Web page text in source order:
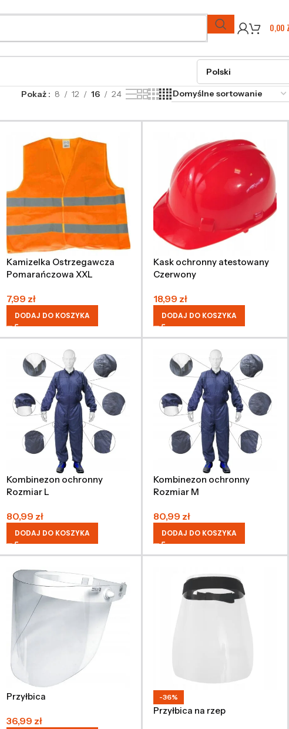
0,00
Pokaż 8 12 16 24
Kamizelka Ostrzegawcza
Pomarańczowa XXL
7,99 zł
DODAJ DO KOSZYKA
Kask ochronny atestowany
Czerwony
18,99 zł
DODAJ DO KOSZYKA
Kombinezon ochronny
Rozmiar L
80,99 zł
DODAJ DO KOSZYKA
Kombinezon ochronny
Rozmiar M
80,99 zł
DODAJ DO KOSZYKA
Przyłbica
36,99 zł
-36%
Przyłbica na rzep